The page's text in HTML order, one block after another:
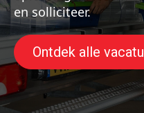
en solliciteer.
Ontdek alle